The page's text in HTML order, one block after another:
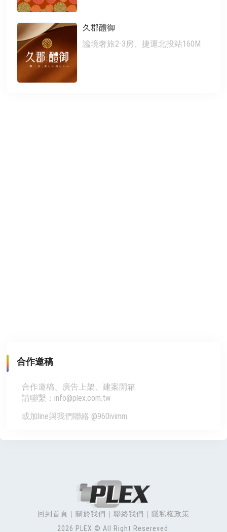
久郡醴御
謐境奢旅2-3房、捷運北投站160M
合作邀稿
合作邀稿、廣告上架、建案開箱
請聯繫：info@plex.com.tw
或加line與我們聯絡 @960ivimm
回到首頁 關於我們 聯絡我們
隱私權政策
2026 PLEX © All Right Resereved.